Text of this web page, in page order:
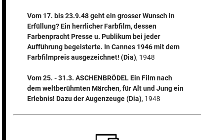
Vom 17. bis 23.9.48 geht ein grosser Wunsch in
Erfüllung? Ein herrlicher Farbfilm, dessen
Farbenpracht Presse u. Publikum bei jeder
Aufführung begeisterte. In Cannes 1946 mit dem
Farbfilmpreis ausgezeichnet! (Dia), 1948
Vom 25. - 31.3. ASCHENBRÖDEL Ein Film nach
dem weltberühmten Märchen, für Alt und Jung ein
Erlebnis! Dazu der Augenzeuge (Dia), 1948